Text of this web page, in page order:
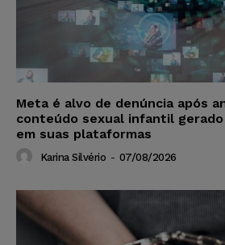
Meta é alvo de denúncia após
conteúdo sexual infantil
em suas plataformas
Karina Silvério - 07/08/2026